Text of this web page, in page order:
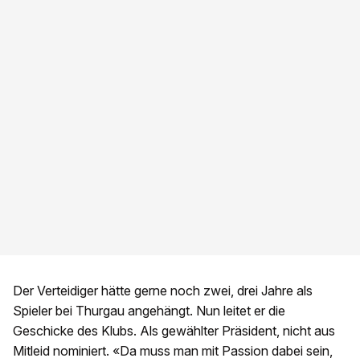
Der Verteidiger hätte gerne noch zwei, drei Jahre als
Spieler bei Thurgau angehängt. Nun leitet er die
Geschicke des Klubs. Als gewählter Präsident, nicht aus
Mitleid nominiert. «Da muss man mit Passion dabei sein,